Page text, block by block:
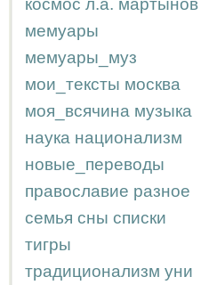
космос л.а. мартынов
мемуары
мемуары_муз
мои_тексты москва
моя_всячина музыка
наука национализм
новые_переводы
православие разное
семья сны списки
тигры
традиционализм уни